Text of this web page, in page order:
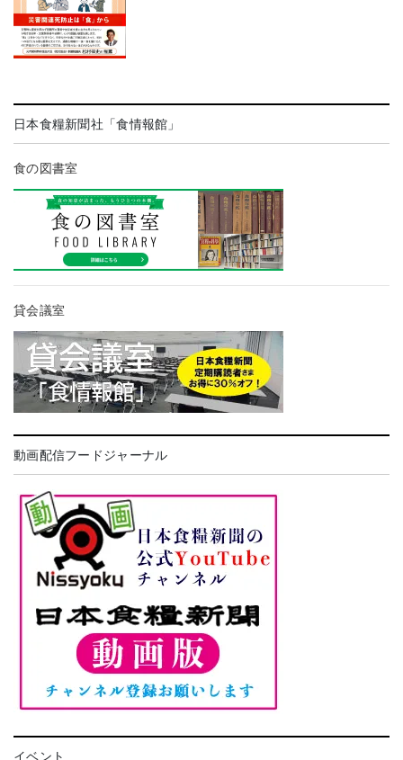
日本食糧新聞社「食情報館」
食の図書室
貸会議室
動画配信フードジャーナル
イベント